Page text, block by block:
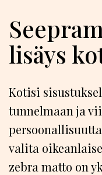
lisäys
Kotisi
tunnelmaan ja
valita
zebra matto on